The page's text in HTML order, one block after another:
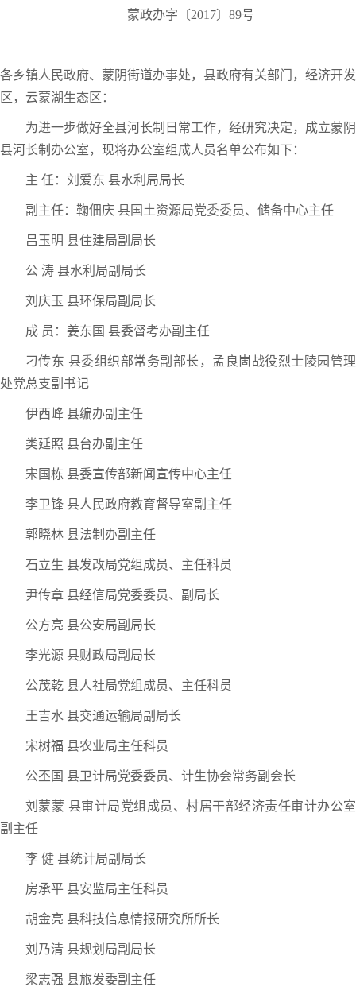
蒙政办字〔2017〕89号
各乡镇人民政府、蒙阴街道办事处，县政府有关部门，经济开发
区，云蒙湖生态区：
为进一步做好全县河长制日常工作，经研究决定，成立蒙阴
县河长制办公室，现将办公室组成人员名单公布如下：
主 任：刘爱东 县水利局局长
副主任：鞠佃庆 县国土资源局党委委员、储备中心主任
吕玉明 县住建局副局长
公 涛 县水利局副局长
刘庆玉 县环保局副局长
成 员：姜东国 县委督考办副主任
刁传东 县委组织部常务副部长，孟良崮战役烈士陵园管理
处党总支副书记
伊西峰 县编办副主任
类延照 县台办副主任
宋国栋 县委宣传部新闻宣传中心主任
李卫锋 县人民政府教育督导室副主任
郭晓林 县法制办副主任
石立生 县发改局党组成员、主任科员
尹传章 县经信局党委委员、副局长
公方亮 县公安局副局长
李光源 县财政局副局长
公茂乾 县人社局党组成员、主任科员
王吉水 县交通运输局副局长
宋树福 县农业局主任科员
公丕国 县卫计局党委委员、计生协会常务副会长
刘蒙蒙 县审计局党组成员、村居干部经济责任审计办公室
副主任
李 健 县统计局副局长
房承平 县安监局主任科员
胡金亮 县科技信息情报研究所所长
刘乃清 县规划局副局长
梁志强 县旅发委副主任